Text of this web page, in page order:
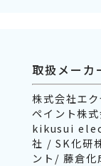
取扱メーカ
株式会社エ
ペイント株
kikusui
社 / SK化研
ント/ 藤倉化